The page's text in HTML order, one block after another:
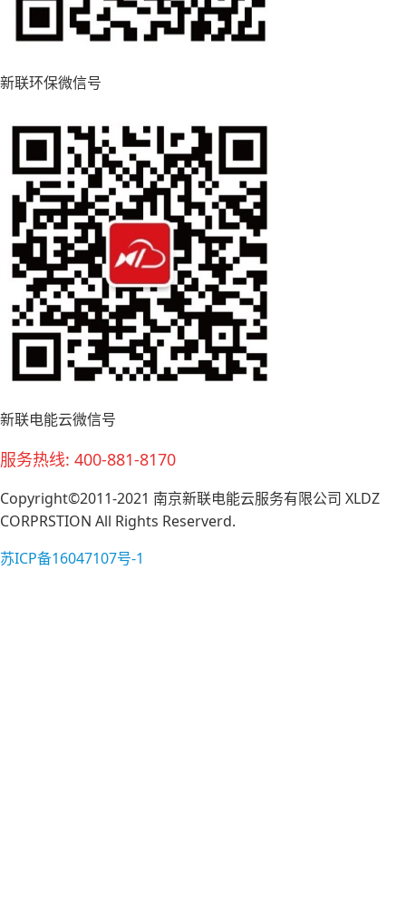
新联环保微信号
新联电能云微信号
服务热线: 400-881-8170
Copyright©2011-2021 南京新联电能云服务有限公司 XLDZ
CORPRSTION All Rights Reserverd.
苏ICP备16047107号-1